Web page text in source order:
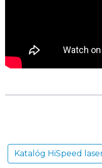
Katalóg HiSpeed